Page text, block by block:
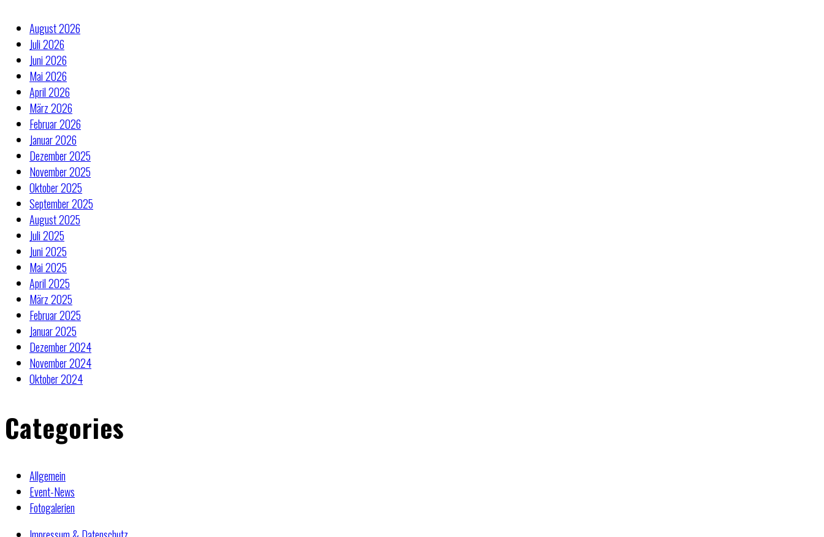
August 2026
Juli 2026
Juni 2026
Mai 2026
April 2026
März 2026
Februar 2026
Januar 2026
Dezember 2025
November 2025
Oktober 2025
September 2025
August 2025
Juli 2025
Juni 2025
Mai 2025
April 2025
März 2025
Februar 2025
Januar 2025
Dezember 2024
November 2024
Oktober 2024
Categories
Allgemein
Event-News
Fotogalerien